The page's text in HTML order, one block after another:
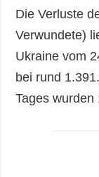
Die Verluste
Verwundete)
Ukraine vom
bei rund
Tages